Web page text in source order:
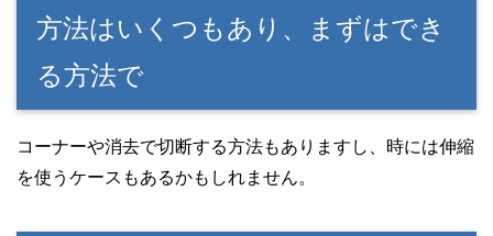
方法はいくつもあり、まずはでき
る方法で
コーナーや消去で切断する方法もありますし、時には伸縮
を使うケースもあるかもしれません。